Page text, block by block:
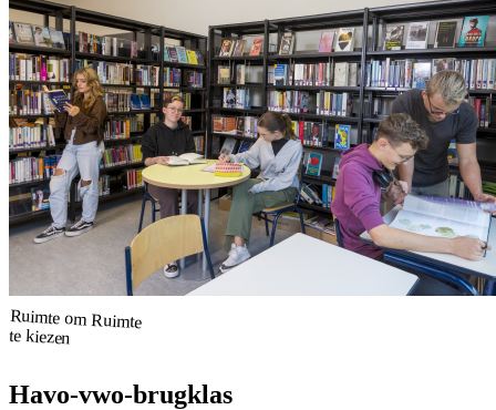
Ruimte om Ruimte
te kiezen
Havo-vwo-brugklas